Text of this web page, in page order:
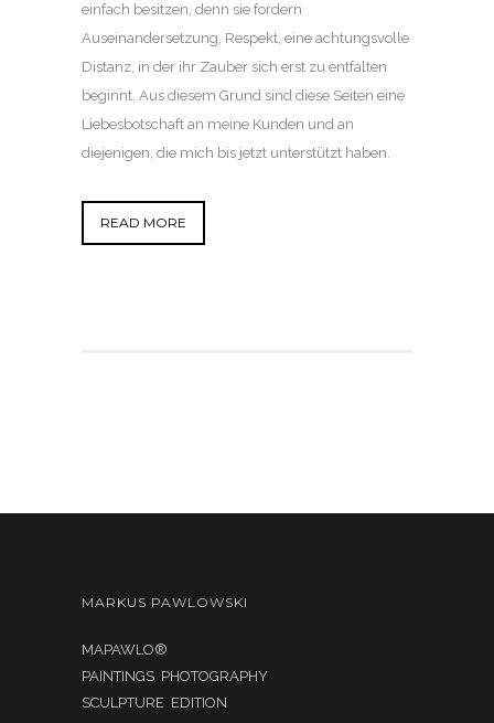
einfach besitzen, denn sie fordern
Auseinandersetzung, Respekt, eine achtungsvolle
Distanz, in der ihr Zauber sich erst zu entfalten
beginnt. Aus diesem Grund sind diese Seiten eine
Liebesbotschaft an meine Kunden und an
diejenigen, die mich bis jetzt unterstützt haben.
READ MORE
MARKUS PAWLOWSKI
MAPAWLO®
PAINTINGS PHOTOGRAPHY
SCULPTURE EDITION